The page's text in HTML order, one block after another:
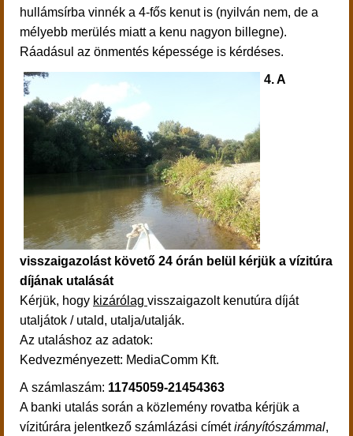
hullámsírba vinnék a 4-fős kenut is (nyilván nem, de a
mélyebb merülés miatt a kenu nagyon billegne).
Ráadásul az önmentés képessége is kérdéses.
4. A
visszaigazolást követő 24 órán belül kérjük a vízitúra
díjának utalását
Kérjük, hogy kizárólag visszaigazolt kenutúra díját
utaljátok / utald, utalja/utalják.
Az utaláshoz az adatok:
Kedvezményezett: MediaComm Kft.
A számlaszám: 11745059-21454363
A banki utalás során a közlemény rovatba kérjük a
vízitúrára jelentkező számlázási címétirányítószámmal,